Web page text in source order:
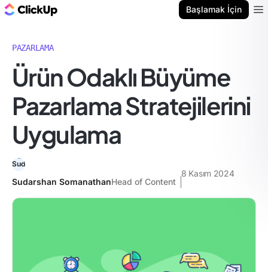
Başlamak İçin
PAZARLAMA
Ürün Odaklı Büyüme
Pazarlama Stratejilerini
Uygulama
Sudarshan SomanathanHead of Content
8 Kasım 2024